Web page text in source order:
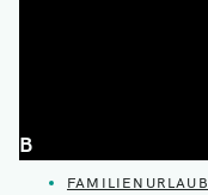
B
CATEGORIES
FAMILIENURLAUB